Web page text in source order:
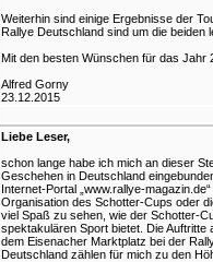
Weiterhin sind einige Ergebnisse der
Rallye Deutschland sind um die beiden
Mit den besten Wünschen für das Jahr
Alfred Gorny
23.12.2015
Liebe Leser,
schon lange habe ich mich an dieser
Geschehen in Deutschland
Internet-Portal „www.rallye-
Organisation des Schotter-Cups oder
viel Spaß zu sehen, wie der Schotter-
spektakulären Sport bietet. Die
dem Eisenacher Marktplatz bei der
Deutschland zählen für mich zu den